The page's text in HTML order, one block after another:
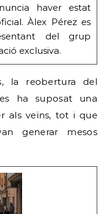
haver estat
Àlex Pérez es
del grup
exclusiva.
la reobertura del
ha suposat una
als veïns, tot i que
generar mesos